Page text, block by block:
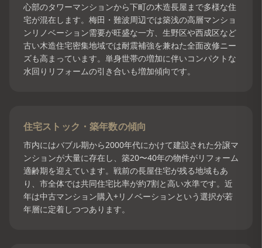
心部のタワーマンションから下町の木造長屋まで多様な住
宅が混在します。梅田・難波周辺では築浅の高層マンショ
ンリノベーション需要が旺盛な一方、生野区や西成区など
古い木造住宅密集地域では耐震補強を兼ねた全面改修ニー
ズも高まっています。単身世帯の増加に伴いコンパクトな
水回りリフォームの引き合いも増加傾向です。
住宅ストック・築年数の傾向
市内にはバブル期から2000年代にかけて建設された分譲マ
ンションが大量に存在し、築20〜40年の物件がリフォーム
適齢期を迎えています。戦前の長屋住宅が残る地域もあ
り、市全体では共同住宅比率が約7割と高い水準です。近
年は中古マンション購入+リノベーションという選択が若
年層に定着しつつあります。